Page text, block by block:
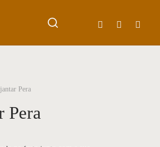
Pera
Pera